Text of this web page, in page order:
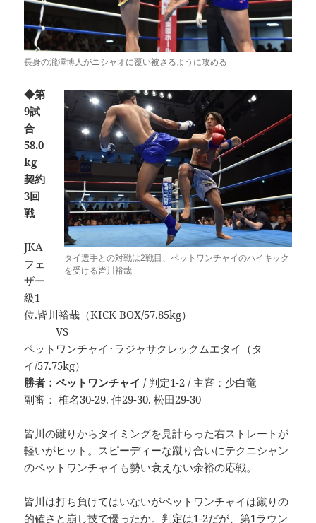
長身の瀧澤博人がニシャオに覆い被さるように攻める
タイ選手との対戦は2戦目、ペットワンチャイのハイキック
を受ける皆川裕哉
◆第
9試
合
58.0
kg
契約
3回
戦
JKA
フェ
ザー
級1
位.皆川裕哉（KICK BOX/57.85kg）
VS
ペットワンチャイ･ラジャサクレックムエタイ（タ
イ/57.75kg）
勝者：ペットワンチャイ / 判定1-2 / 主審：少白竜
副審： 椎名30-29. 仲29-30. 松田29-30
皆川の蹴りからタイミングを見計らった右ストレートが
軽いがヒット。スピーディーな蹴り合いにテクニシャン
のペットワンチャイも勢い衰えない余裕の応戦。
皆川は打ち負けてはいないがペットワンチャイは蹴りの
的確さと崩し技で優ったか。判定は1-2だが、第1ラウン